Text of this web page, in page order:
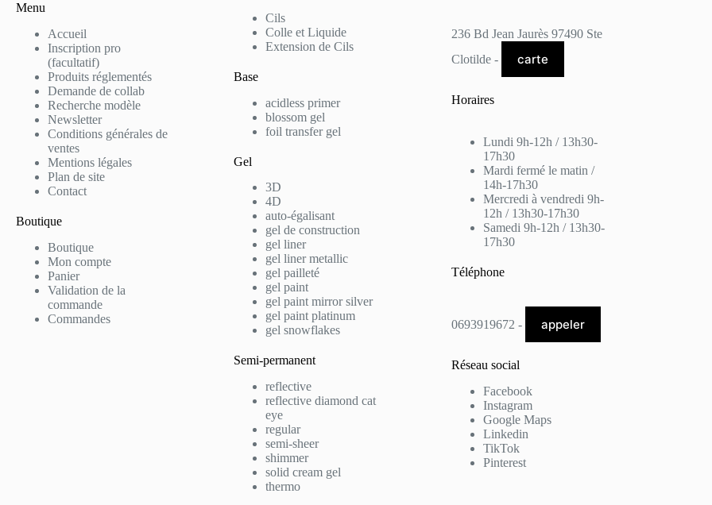
Menu
Accueil
Inscription pro
(facultatif)
Produits réglementés
Demande de collab
Recherche modèle
Newsletter
Conditions générales de
ventes
Mentions légales
Plan de site
Contact
Boutique
Boutique
Mon compte
Panier
Validation de la
commande
Commandes
Cils
Colle et Liquide
Extension de Cils
Base
acidless primer
blossom gel
foil transfer gel
Gel
3D
4D
auto-égalisant
gel de construction
gel liner
gel liner metallic
gel pailleté
gel paint
gel paint mirror silver
gel paint platinum
gel snowflakes
Semi-permanent
reflective
reflective diamond cat
eye
regular
semi-sheer
shimmer
solid cream gel
thermo
236 Bd Jean Jaurès 97490 Ste
Clotilde -
carte
Horaires
Lundi 9h-12h / 13h30-
17h30
Mardi fermé le matin /
14h-17h30
Mercredi à vendredi 9h-
12h / 13h30-17h30
Samedi 9h-12h / 13h30-
17h30
Téléphone
0693919672 - appeler
Réseau social
Facebook
Instagram
Google Maps
Linkedin
TikTok
Pinterest